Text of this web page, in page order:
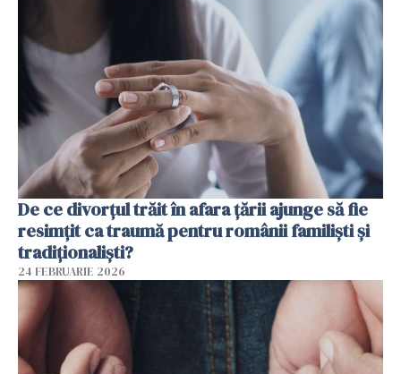
De ce divorțul trăit în afara țării ajunge să fie
resimțit ca traumă pentru românii familiști și
tradiționaliști?
24 FEBRUARIE 2026